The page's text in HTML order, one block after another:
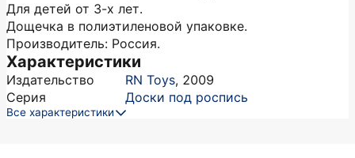
Для детей от 3-х лет.
Дощечка в полиэтиленовой упаковке.
Производитель: Россия.
Характеристики
Издательство RN Toys, 2009
Серия
Доски под роспись
Все характеристики